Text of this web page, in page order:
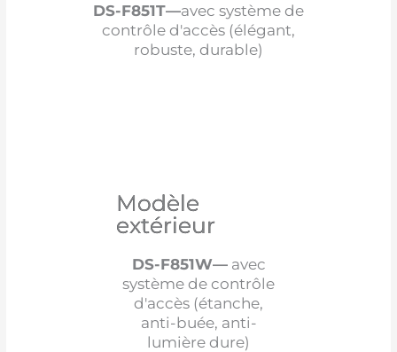
DS-F851T—avec système de
contrôle d'accès (élégant,
robuste, durable)
Modèle
extérieur
DS-F851W—avec
système de contrôle
d'accès (étanche,
anti-buée, anti-
lumière dure)